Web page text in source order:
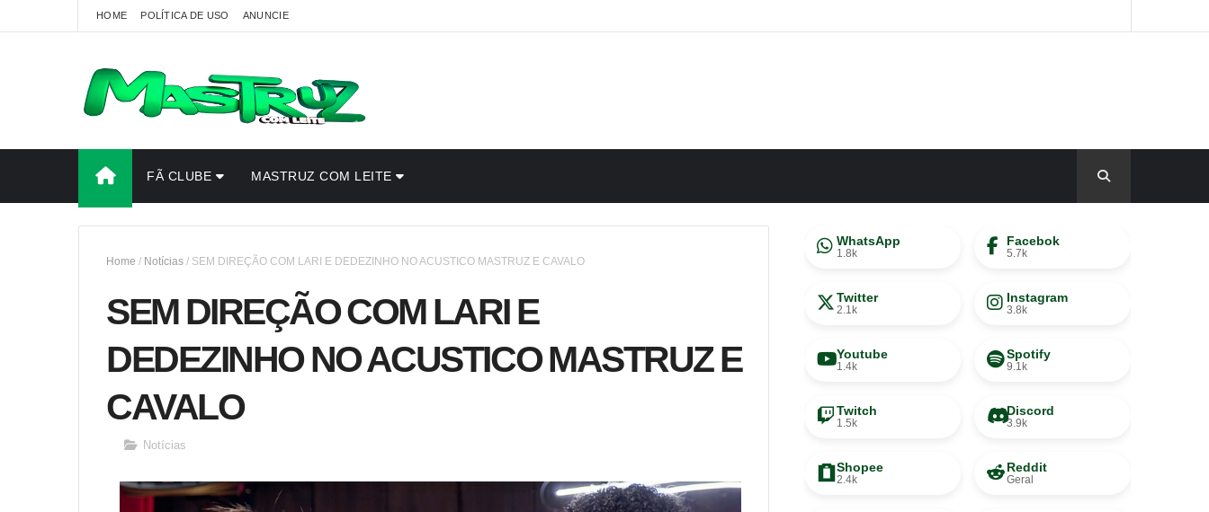
HOME POLÍTICA DE USO ANUNCIE
FÃ CLUBE MASTRUZ COM LEITE
Home / Notícias / SEM DIREÇÃO COM LARI E DEDEZINHO NO ACUSTICO MASTRUZ E CAVALO
SEM DIREÇÃO COM LARI E
DEDEZINHO NO ACUSTICO MASTRUZ E
CAVALO
Notícias
WhatsApp
1.8k
Facebok
5.7k
Twitter
2.1k
Instagram
3.8k
Youtube
1.4k
Spotify
9.1k
Twitch
1.5k
Discord
3.9k
Shopee
2.4k
Reddit
Geral